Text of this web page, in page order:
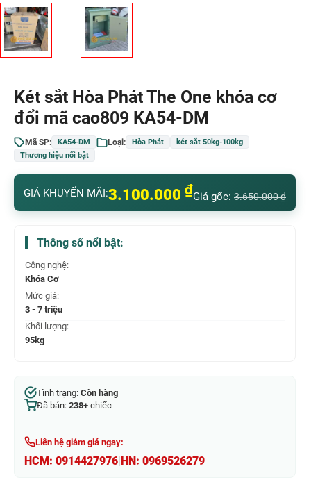
Két sắt Hòa Phát The One khóa cơ
đổi mã cao809 KA54-DM
Mã SP: KA54-DM Loại: Hòa Phát
két sắt 50kg-100kg
Thương hiệu nổi bật
GIÁ KHUYẾN MÃI:3.100.000 ₫Giá gốc: 3.650.000₫
Thông số nổi bật:
Công nghệ:
Khóa Cơ
Mức giá:
3 - 7 triệu
Khối lượng:
95kg
Tình trạng: Còn hàng
Đã bán: 238+ chiếc
Liên hệ giảm giá ngay:
HCM: 0914427976 HN: 0969526279